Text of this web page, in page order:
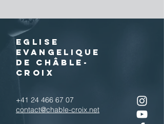
EGLISE
EVANGELIQUE
DE CHÂBLE-
CROIX
+41 24 466 67 07
contact@chable-croix.net